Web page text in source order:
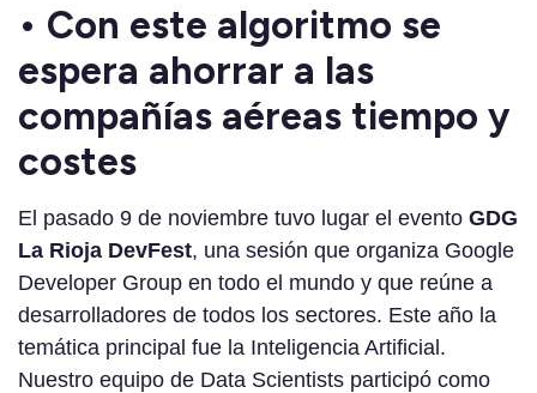
• Con este algoritmo se
espera ahorrar a las
compañías aéreas tiempo y
costes
El pasado 9 de noviembre tuvo lugar el evento GDG
La Rioja DevFest, una sesión que organiza Google
Developer Group en todo el mundo y que reúne a
desarrolladores de todos los sectores. Este año la
temática principal fue la Inteligencia Artificial.
Nuestro equipo de Data Scientists participó como